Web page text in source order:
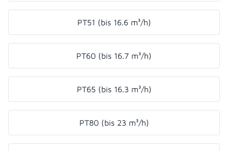
PT51 (bis 16.6 m³/h)
PT60 (bis 16.7 m³/h)
PT65 (bis 16.3 m³/h)
PT80 (bis 23 m³/h)